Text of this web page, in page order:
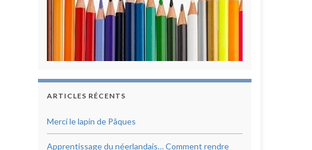
ARTICLES RÉCENTS
Merci le lapin de Pâques
Apprentissage du néerlandais… Comment rendre